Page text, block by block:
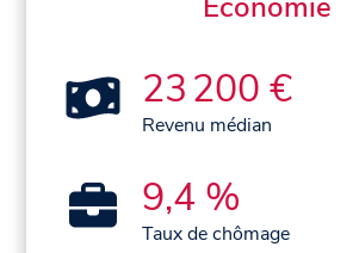
23 200 €
Revenu médian
9,4 %
Taux de chômage